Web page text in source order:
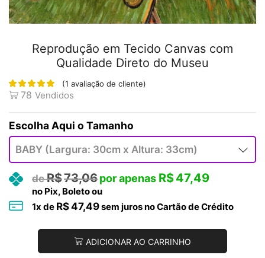
Reprodução em Tecido Canvas com
Qualidade Direto do Museu
(1 avaliação de cliente)
78 Vendidos
Tamanho
R$73,06 R$47,49
no Pix, Boleto ou
1x de R$47,49sem juros no Cartão de Crédito
ADICIONAR AO CARRINHO